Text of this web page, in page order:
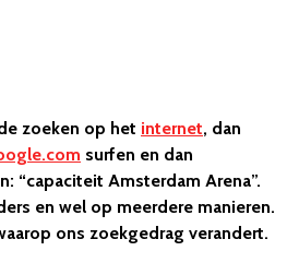
zoeken op het internet, dan
surfen en dan
“capaciteit Amsterdam Arena”.
en wel op meerdere manieren.
ons zoekgedrag verandert.